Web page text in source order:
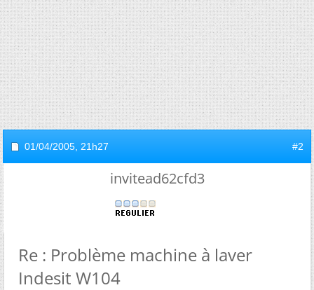
01/04/2005, 21h27 #2
invitead62cfd3
Re : Problème machine à laver
Indesit W104